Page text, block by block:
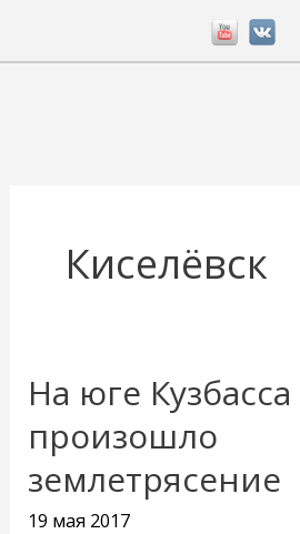
Киселёвск
На юге Кузбасса
произошло
землетрясение
19 мая 2017
На
Кузбасса
произошло
землетрясение